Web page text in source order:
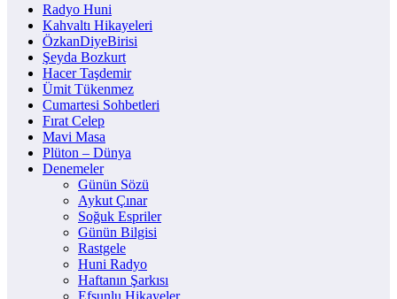
Radyo Huni
Kahvaltı Hikayeleri
ÖzkanDiyeBirisi
Şeyda Bozkurt
Hacer Taşdemir
Ümit Tükenmez
Cumartesi Sohbetleri
Fırat Celep
Mavi Masa
Plüton – Dünya
Denemeler
Günün Sözü
Aykut Çınar
Soğuk Espriler
Günün Bilgisi
Rastgele
Huni Radyo
Haftanın Şarkısı
Efsunlu Hikayeler